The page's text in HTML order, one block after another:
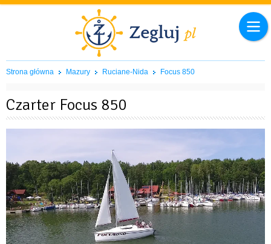
Strona główna Mazury Ruciane-Nida Focus 850
Czarter Focus 850